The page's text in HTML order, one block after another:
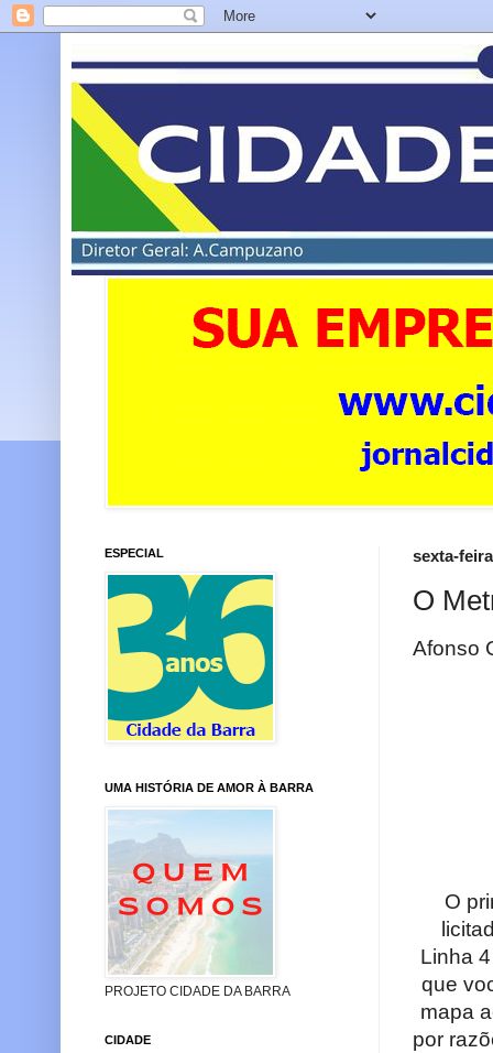
sexta-
O
Afonso
O
Linha
que
mapa
por
ESPECIAL
UMA HISTÓRIA DE AMOR À BARRA
PROJETO CIDADE DA BARRA
CIDADE